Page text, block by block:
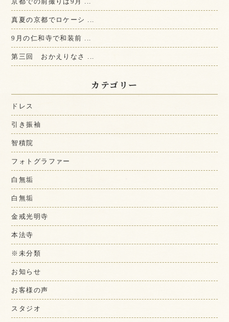
真夏の京都でロケーシ ...
9月の仁和寺で和装前 ...
第三回 おかえりなさ ...
カテゴリー
ドレス
引き振袖
智積院
フォトグラファー
白無垢
白無垢
金戒光明寺
本法寺
※未分類
お知らせ
お客様の声
スタジオ